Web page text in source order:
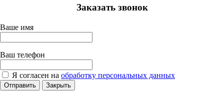
Заказать звонок
Ваше имя
Ваш телефон
Я согласен на обработку персональных данных
Отправить Закрыть